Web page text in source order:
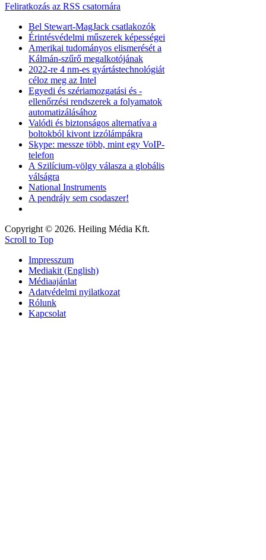
Feliratkozás az RSS csatornára
Bel Stewart-MagJack csatlakozók
Érintésvédelmi műszerek képességei
Amerikai tudományos elismerését a
Kálmán-szűrő megalkotójának
2022-re 4 nm-es gyártástechnológiát
céloz meg az Intel
Egyedi és szériamozgatási és -
ellenőrzési rendszerek a folyamatok
automatizálásához
Valódi és biztonságos alternatíva a
boltokból kivont izzólámpákra
Skype: messze több, mint egy VoIP-
telefon
A Szilícium-völgy válasza a globális
válságra
National Instruments
A pendrájv sem csodaszer!
Copyright © 2026. Heiling Média Kft.
Scroll to Top
Impresszum
Mediakit (English)
Médiaajánlat
Adatvédelmi nyilatkozat
Rólunk
Kapcsolat